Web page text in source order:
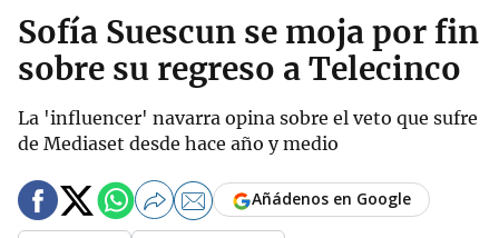
Sofía Suescun se moja por fin
sobre su regreso a Telecinco
La 'influencer' navarra opina sobre el veto que sufre
de Mediaset desde hace año y medio
Añádenos en Google